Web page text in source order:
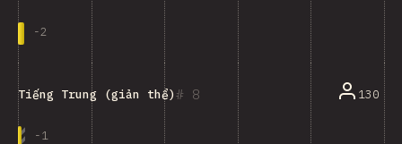
-2
8
Tiếng Trung (giản thể)
-1
130